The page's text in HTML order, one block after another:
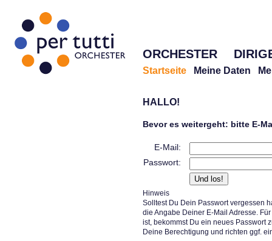
ORCHESTER
Startseite Meine Daten
HALLO!
Bevor es weitergeht: bitte E-
E-Mail:
Passwort:
Hinweis
Solltest Du Dein Passwort vergessen
die Angabe Deiner E-Mail Adresse.
ist, bekommst Du ein neues Passwort
Deine Berechtigung und richten ggf.